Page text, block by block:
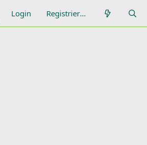
Login Registrieren